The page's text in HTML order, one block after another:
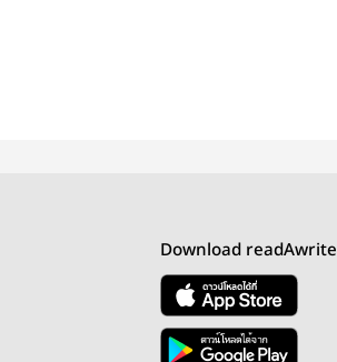
Download readAwrite